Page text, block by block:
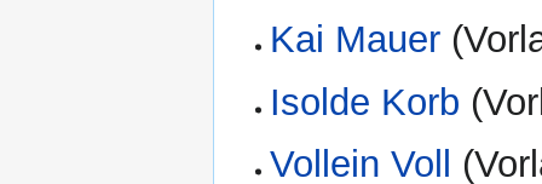
Kai Mauer
Isolde Korb
Vollein Voll